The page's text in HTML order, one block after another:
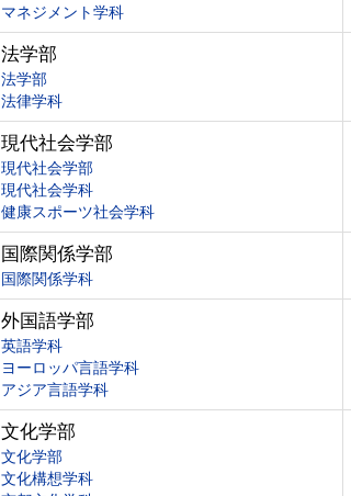
マネジメント学科
法学部
法学部
法律学科
現代社会学部
現代社会学部
現代社会学科
健康スポーツ社会学科
国際関係学部
国際関係学科
外国語学部
英語学科
ヨーロッパ言語学科
アジア言語学科
文化学部
文化学部
文化構想学科